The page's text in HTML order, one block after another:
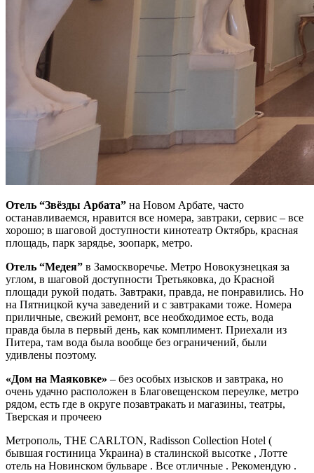
Отель “Звёзды Арбата” на Новом Арбате, часто
останавливаемся, нравится все номера, завтраки, сервис – все
хорошо; в шаговой доступности кинотеатр Октябрь, красная
площадь, парк зарядье, зоопарк, метро.
Отель “Медея” в Замоскворечье. Метро Новокузнецкая за
углом, в шаговой доступности Третьяковка, до Красной
площади рукой подать. Завтраки, правда, не понравились. Но
на Пятницкой куча заведений и с завтраками тоже. Номера
приличные, свежий ремонт, все необходимое есть, вода
правда была в первый день, как комплимент. Приехали из
Питера, там вода была вообще без ограничений, были
удивлены поэтому.
«Дом на Маяковке» – без особых изысков и завтрака, но
очень удачно расположен в Благовещенском переулке, метро
рядом, есть где в округе позавтракать и магазины, театры,
Тверская и прочеею
Метрополь, THE CARLTON, Radisson Collection Hotel (
бывшая гостиница Украина) в сталинской высотке , Лотте
отель на Новинском бульваре . Все отличные . Рекомендую .